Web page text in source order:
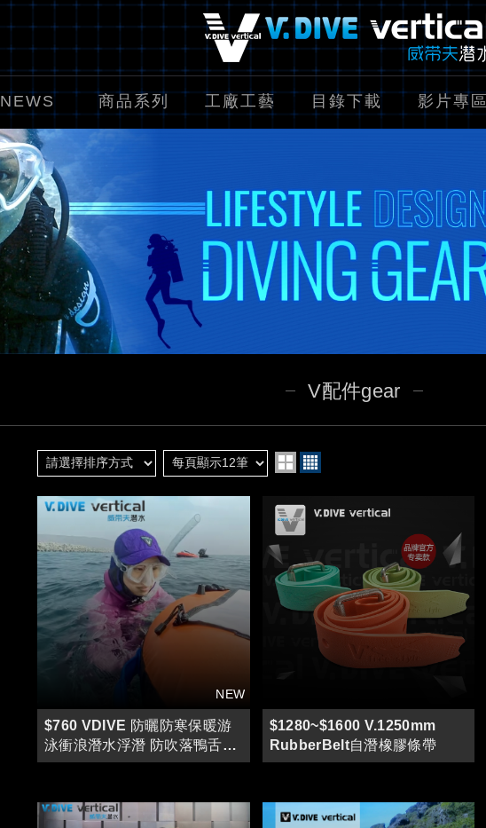
NEWS 商品系列 工廠工藝 目錄下載 影片專區
V配件gear
$760 VDIVE 防曬防寒保暖游
泳衝浪潛水浮潛 防吹落鴨舌帽
潛水帽 VH VHS
$1280~$1600 V.1250mm
RubberBelt自潛橡膠條帶